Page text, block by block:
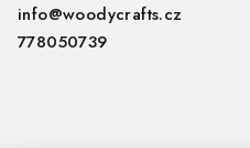
info@woodycrafts.cz
778050739